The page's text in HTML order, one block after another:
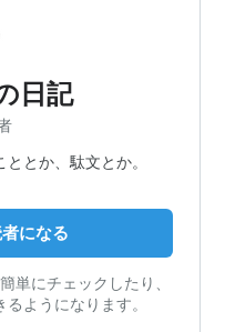
日記
とか、駄文とか。
になる
単にチェックしたり、
ようになります。